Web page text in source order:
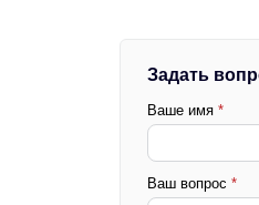
Задать
Ваше имя *
Ваш вопрос *